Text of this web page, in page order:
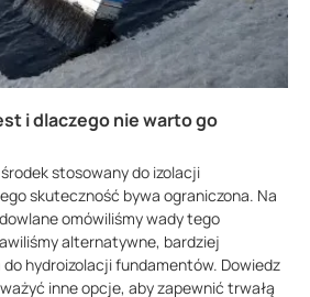
i dlaczego nie warto go
stosowany do izolacji
skuteczność bywa ograniczona. Na
omówiliśmy wady tego
alternatywne, bardziej
hydroizolacji fundamentów. Dowiedz
inne opcje, aby zapewnić trwałą